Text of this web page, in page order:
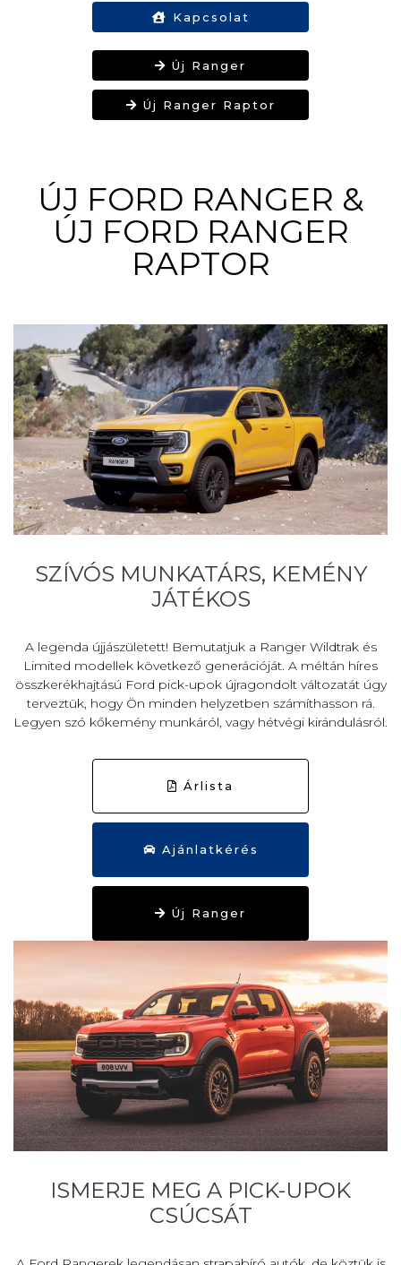
Kapcsolat
Új Ranger
Új Ranger Raptor
ÚJ FORD RANGER &
ÚJ FORD RANGER
RAPTOR
SZÍVÓS MUNKATÁRS, KEMÉNY
JÁTÉKOS
A legenda újjászületett! Bemutatjuk a Ranger Wildtrak és
Limited modellek következő generációját. A méltán híres
összkerékhajtású Ford pick-upok újragondolt változatát úgy
terveztük, hogy Ön minden helyzetben számíthasson rá.
Legyen szó kőkemény munkáról, vagy hétvégi kirándulásról.
Árlista
Ajánlatkérés
Új Ranger
ISMERJE MEG A PICK-UPOK
CSÚCSÁT